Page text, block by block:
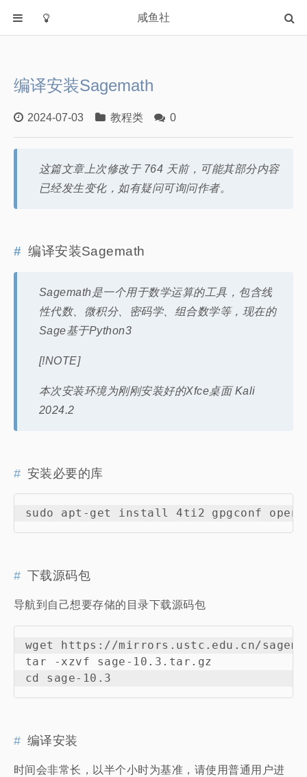
咸鱼社
教程类
Windows
软件
字体
HTML源码
Archlinux
CTF
友情链接
编译安装Sagemath
2024-07-03 教程类 0
这篇文章上次修改于 764 天前，可能其部分内容
已经发生变化，如有疑问可询问作者。
编译安装Sagemath
Sagemath是一个用于数学运算的工具，包含线
性代数、微积分、密码学、组合数学等，现在的
Sage基于Python3
[!NOTE]
本次安装环境为刚刚安装好的Xfce桌面 Kali
2024.2
安装必要的库
下载源码包
导航到自己想要存储的目录下载源码包
wget https://mirrors.ustc.edu.cn/
tar -xzvf sage-10.3.tar.gz
编译安装
时间会非常长，以半个小时为基准，请使用普通用户进